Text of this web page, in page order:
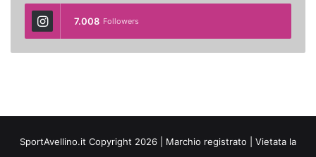
7.008 Followers
SportAvellino.it Copyright 2026 | Marchio registrato | Vietata la